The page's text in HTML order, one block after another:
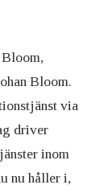
Bloom.
via
driver
inom
nu håller i,